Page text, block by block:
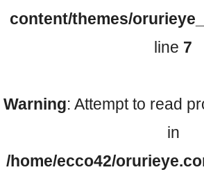
content/themes/
line 7
Warning: Attempt to read
in
/home/ecco42/